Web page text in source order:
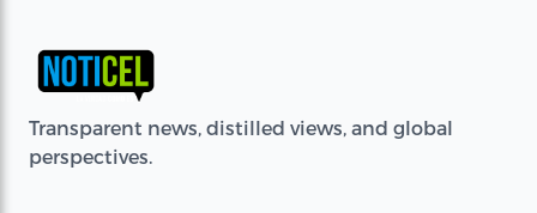
Transparent news, distilled views, and global
perspectives.